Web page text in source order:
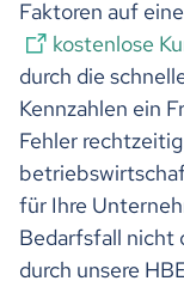
Faktoren auf
kostenlose
durch die
Kennzahlen ein
Fehler
für Ihre
Bedarfsfall nicht
durch unsere